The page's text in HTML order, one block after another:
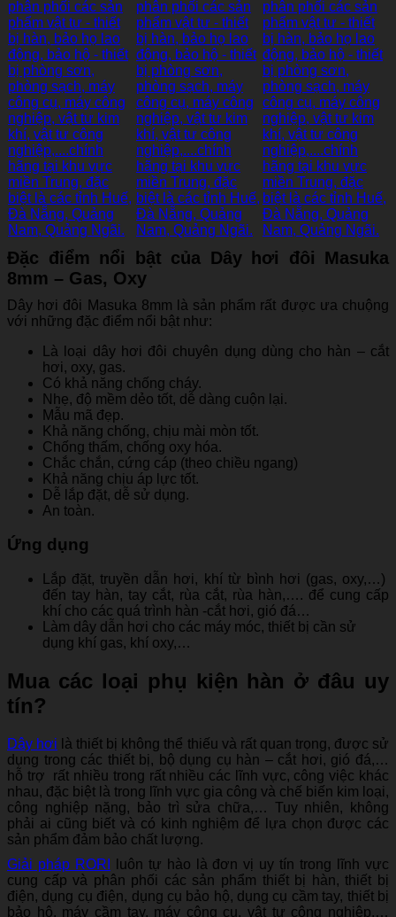
Đặc điểm nổi bật của Dây hơi đôi Masuka
8mm – Gas, Oxy
Dây hơi đôi Masuka 8mm là sản phẩm rất được ưa chuộng
với những đặc điểm nổi bật như:
Là loại dây hơi đôi chuyên dụng dùng cho hàn – cắt
hơi, oxy, gas.
Có khả năng chống cháy.
Nhẹ, độ mềm dẻo tốt, dễ dàng cuộn lại.
Mẫu mã đẹp.
Khả năng chống, chịu mài mòn tốt.
Chống thấm, chống oxy hóa.
Chắc chắn, cứng cáp (theo chiều ngang)
Khả năng chịu áp lực tốt.
Dễ lắp đặt, dễ sử dụng.
An toàn.
Ứng dụng
Lắp đặt, truyền dẫn hơi, khí từ bình hơi (gas, oxy,…)
đến tay hàn, tay cắt, rùa cắt, rùa hàn,…. để cung cấp
khí cho các quá trình hàn -cắt hơi, gió đá…
Làm dây dẫn hơi cho các máy móc, thiết bị cần sử
dụng khí gas, khí oxy,…
Mua các loại phụ kiện hàn ở đâu uy
tín?
Dây hơi là thiết bị không thể thiếu và rất quan trọng, được sử
dụng trong các thiết bị, bộ dụng cụ hàn – cắt hơi, gió đá,…
hỗ trợ rất nhiều trong rất nhiều các lĩnh vực, công việc khác
nhau, đặc biệt là trong lĩnh vực gia công và chế biến kim loại,
công nghiệp nặng, bảo trì sửa chữa,… Tuy nhiên, không
phải ai cũng biết và có kinh nghiệm để lựa chọn được các
sản phẩm đảm bảo chất lượng.
Giải pháp RORI
luôn tự hào là đơn vị uy tín trong lĩnh vực
cung cấp và phân phối các sản phẩm thiết bị hàn, thiết bị
điện, dụng cụ điện, dụng cụ bảo hộ, dụng cụ cầm tay, thiết bị
bảo hộ, máy cầm tay, máy công cụ, vật tư công nghiệp,…